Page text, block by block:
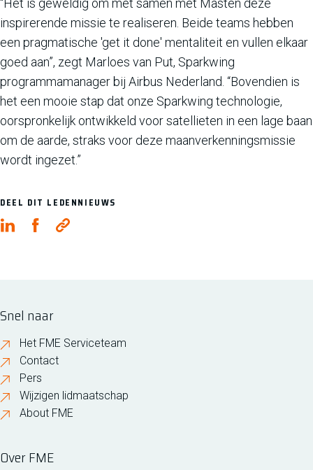
“Het is geweldig om met samen met Masten deze
inspirerende missie te realiseren. Beide teams hebben
een pragmatische 'get it done' mentaliteit en vullen elkaar
goed aan”, zegt Marloes van Put, Sparkwing
programmamanager bij Airbus Nederland. “Bovendien is
het een mooie stap dat onze Sparkwing technologie,
oorspronkelijk ontwikkeld voor satellieten in een lage baan
om de aarde, straks voor deze maanverkenningsmissie
wordt ingezet.”
DEEL DIT LEDENNIEUWS
Snel naar
Het FME Serviceteam
Contact
Pers
Wijzigen lidmaatschap
About FME
Over FME